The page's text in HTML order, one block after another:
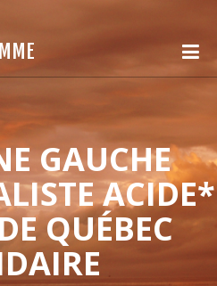
GAUCHE
ACIDE*
QUÉBEC